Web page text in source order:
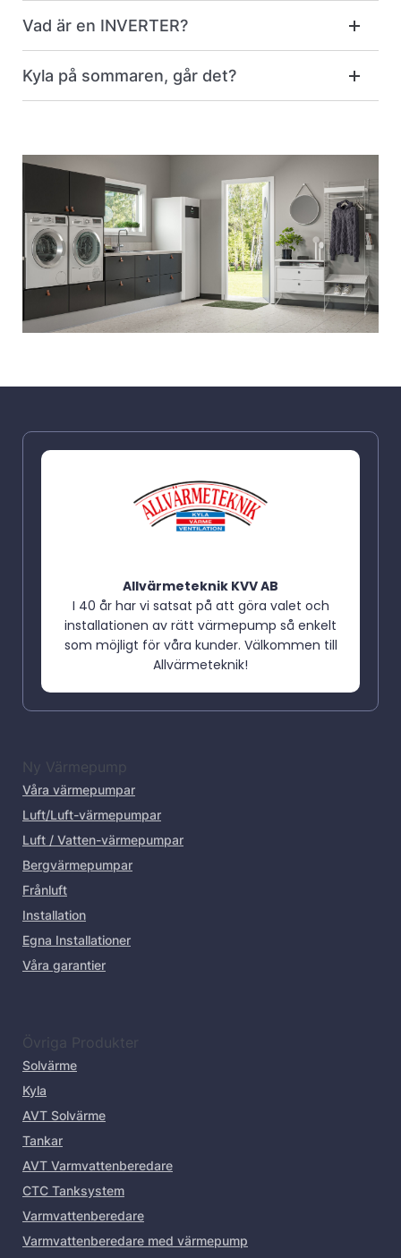
Vad är en INVERTER?
Kyla på sommaren, går det?
Allvärmeteknik KVV AB
I 40 år har vi satsat på att göra valet och
installationen av rätt värmepump så enkelt
som möjligt för våra kunder. Välkommen till
Allvärmeteknik!
Ny Värmepump
Våra värmepumpar
Luft/Luft-värmepumpar
Luft / Vatten-värmepumpar
Bergvärmepumpar
Frånluft
Installation
Egna Installationer
Våra garantier
Övriga Produkter
Solvärme
Kyla
AVT Solvärme
Tankar
AVT Varmvattenberedare
CTC Tanksystem
Varmvattenberedare
Varmvattenberedare med värmepump